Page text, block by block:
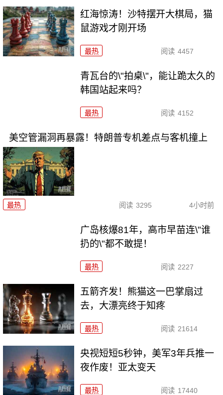
红海惊涛！沙特摆开大棋局，猫
鼠游戏才刚开场
最热 阅读 4457
青瓦台的\"拍桌\"，能让跪太久的
韩国站起来吗？
最热 阅读 4152
美空管漏洞再暴露！特朗普专机差点与客机撞上
最热 阅读 3295 4小时前
广岛核爆81年，高市早苗连\"谁
扔的\"都不敢提！
最热 阅读 2227
五箭齐发！熊猫这一巴掌扇过
去，大漂亮终于知疼
最热 阅读 21614
央视短短5秒钟，美军3年兵推一
夜作废！亚太变天
最热 阅读 17440